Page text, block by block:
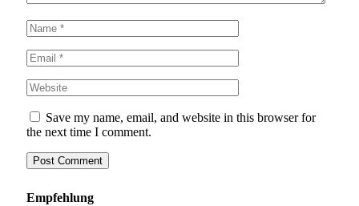
Save my name, email, and website in this browser for
the next time I comment.
Empfehlung